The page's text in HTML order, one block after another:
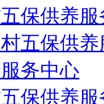
保供养
五保供
务中心
保供养